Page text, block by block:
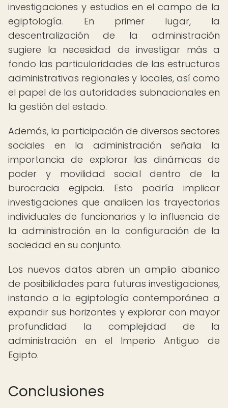
investigaciones y estudios en el campo de la
egiptología. En primer lugar, la
descentralización de la administración
sugiere la necesidad de investigar más a
fondo las particularidades de las estructuras
administrativas regionales y locales, así como
el papel de las autoridades subnacionales en
la gestión del estado.
Además, la participación de diversos sectores
sociales en la administración señala la
importancia de explorar las dinámicas de
poder y movilidad social dentro de la
burocracia egipcia. Esto podría implicar
investigaciones que analicen las trayectorias
individuales de funcionarios y la influencia de
la administración en la configuración de la
sociedad en su conjunto.
Los nuevos datos abren un amplio abanico
de posibilidades para futuras investigaciones,
instando a la egiptología contemporánea a
expandir sus horizontes y explorar con mayor
profundidad la complejidad de la
administración en el Imperio Antiguo de
Egipto.
Conclusiones